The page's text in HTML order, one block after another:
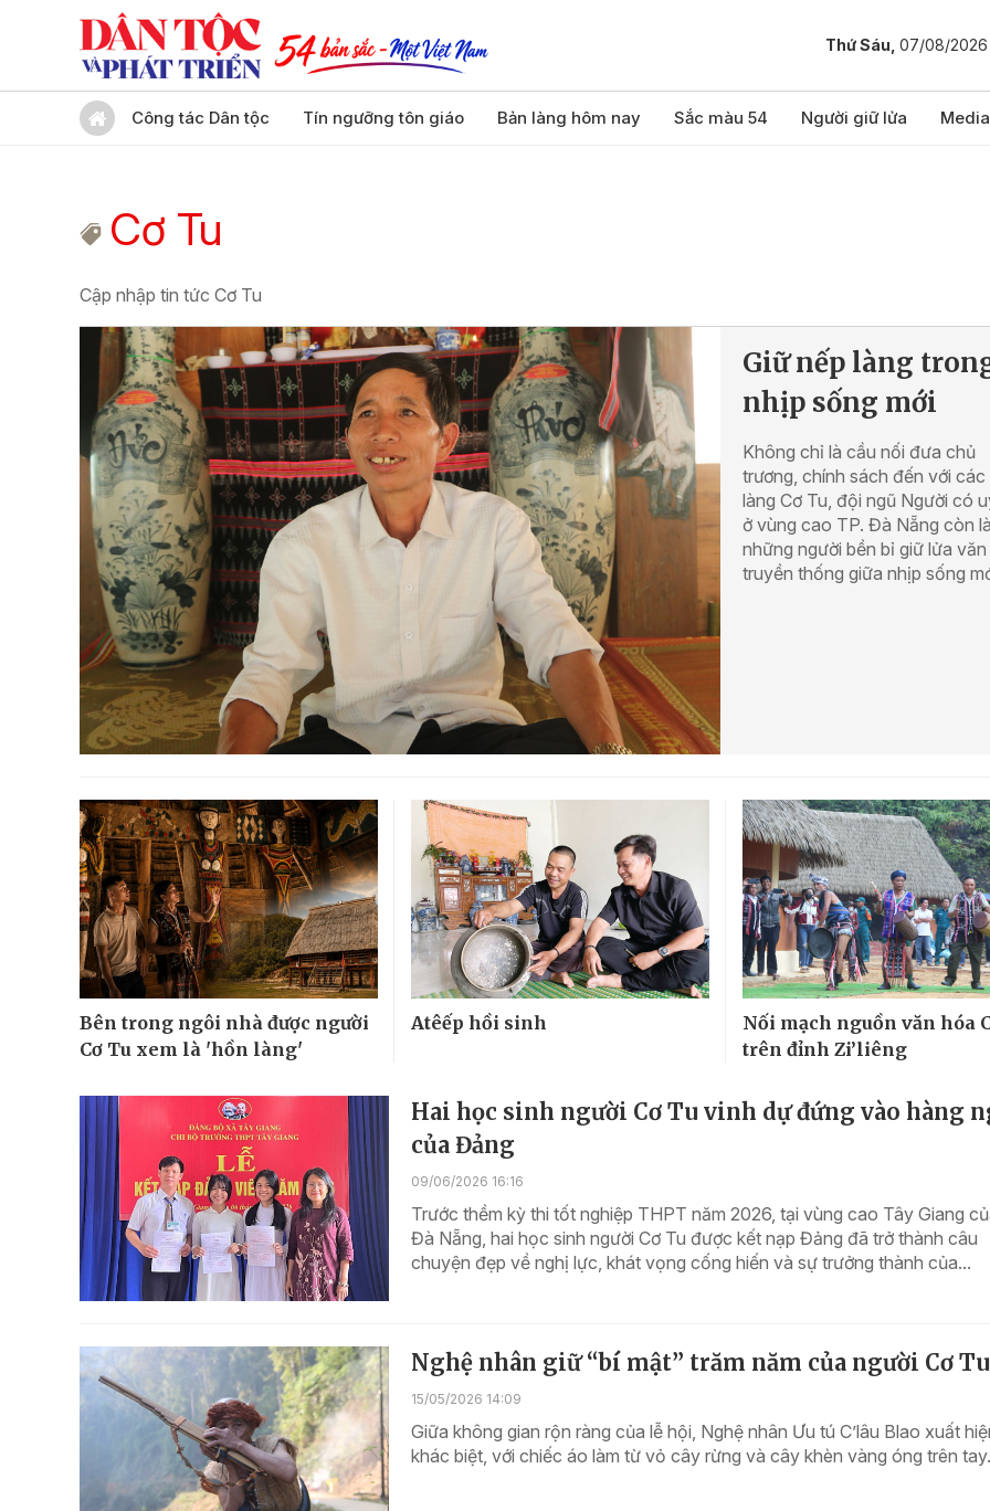
Thứ Sáu, 07/08/2026
Công tác Dân tộc Tín ngưỡng tôn giáo Bản làng hôm nay Sắc màu 54 Người giữ lửa Media
Cơ Tu
Cập nhập tin tức Cơ Tu
Giữ nếp làng
nhịp sống mới
Không chỉ là cầu nối đưa chủ
trương, chính sách đến với các
làng Cơ Tu, đội ngũ Người có
ở vùng cao TP. Đà Nẵng còn là
những người bền bỉ giữ lửa
truyền thống giữa nhịp sống
Bên trong ngôi nhà được người
Cơ Tu xem là 'hồn làng'
Atêếp hồi sinh
Nối mạch nguồn văn hóa
trên đỉnh Zi’liêng
Hai học sinh người Cơ Tu vinh dự đứng vào hàng
của Đảng
09/06/2026 16:16
Trước thềm kỳ thi tốt nghiệp THPT năm 2026, tại vùng cao Tây Giang
Đà Nẵng, hai học sinh người Cơ Tu được kết nạp Đảng đã trở thành câu
chuyện đẹp về nghị lực, khát vọng cống hiến và sự trưởng thành của...
Nghệ nhân giữ “bí mật” trăm năm của người Cơ Tu
15/05/2026 14:09
Giữa không gian rộn ràng của lễ hội, Nghệ nhân Ưu tú C’lâu Blao xuất
khác biệt, với chiếc áo làm từ vỏ cây rừng và cây khèn vàng óng trên tay.